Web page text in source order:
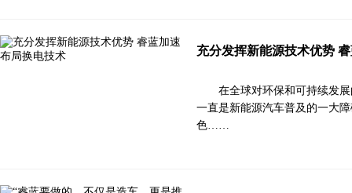
充分发挥新能源技术优势
在全球对环保和可持续发
一直是新能源汽车普及的一大
色……